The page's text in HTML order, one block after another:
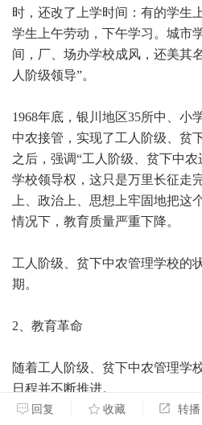
时，还改了上学时间：有的学生
学生上午劳动，下午学习。城市
间，厂、场办学校成风，还美其
人阶级领导”。
1968年底，银川地区35所中、小
中农接管，实现了工人阶级、贫
之后，强调“工人阶级、贫下中
学校领导权，这只是万里长征走
上、政治上、思想上牢固地把这
情况下，教育质量严重下降。
工人阶级、贫下中农管理学校的
期。
2 、教育革命
随着工人阶级、贫下中农管理学
日程并不断推进。
回复 收藏 转播